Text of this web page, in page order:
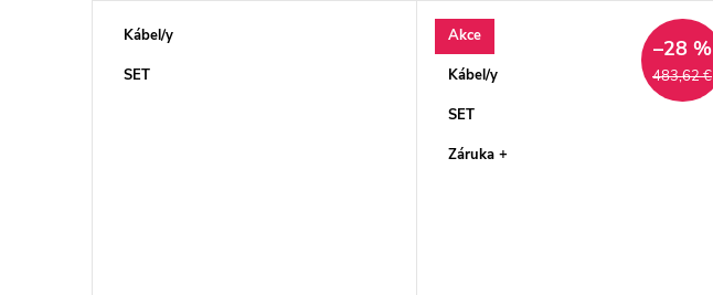
Kábel/y
SET
Akce
Kábel/y
SET
Záruka +
483,62 €
–28 %